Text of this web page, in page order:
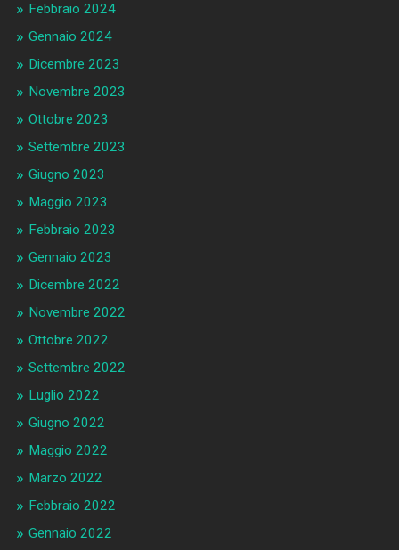
Febbraio 2024
Gennaio 2024
Dicembre 2023
Novembre 2023
Ottobre 2023
Settembre 2023
Giugno 2023
Maggio 2023
Febbraio 2023
Gennaio 2023
Dicembre 2022
Novembre 2022
Ottobre 2022
Settembre 2022
Luglio 2022
Giugno 2022
Maggio 2022
Marzo 2022
Febbraio 2022
Gennaio 2022